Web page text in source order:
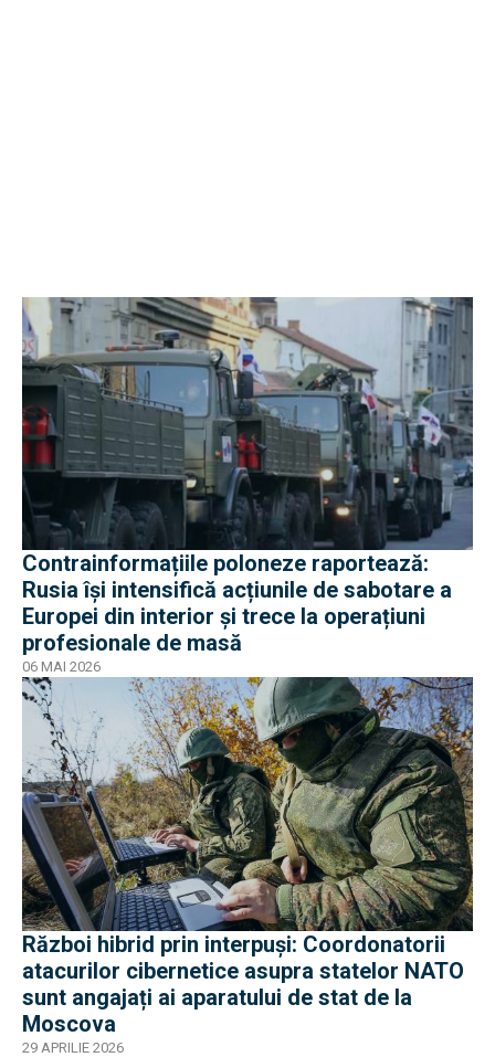
Contrainformațiile poloneze raportează:
Rusia își intensifică acțiunile de sabotare a
Europei din interior și trece la operațiuni
profesionale de masă
06 MAI 2026
Război hibrid prin interpuși: Coordonatorii
atacurilor cibernetice asupra statelor NATO
sunt angajați ai aparatului de stat de la
Moscova
29 APRILIE 2026